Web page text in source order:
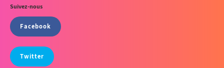
Suivez-nous
Facebook
Twitter